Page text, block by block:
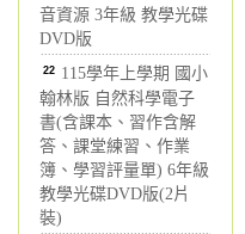
音資源 3年級 教學光碟
DVD版
22 115學年上學期 國小
翰林版 自然科學電子
書(含課本、習作含解
答、課堂練習、作業
簿、學習評量單) 6年級
教學光碟DVD版(2片
裝)